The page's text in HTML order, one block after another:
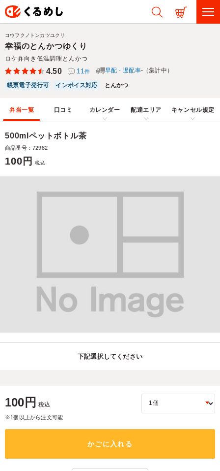
幸福のとんかつゆくり
ロケ弁向き低温調理とんかつ
コウフクノトンカツユクリ
4.50 11件 早配・遅配率-（集計中）
帳票電子発行可 インボイス対応 とんかつ
弁当一覧 口コミ カレンダー 配達エリア キャンセル規定
500mlペットボトル茶
商品番号：72982
100円 税込
下記選択してください
100円 税込
※1個以上から注文可能
かごに入れる